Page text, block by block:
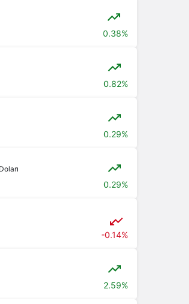
0.38%
0.82%
0.29%
0.29%
-0.14%
2.59%